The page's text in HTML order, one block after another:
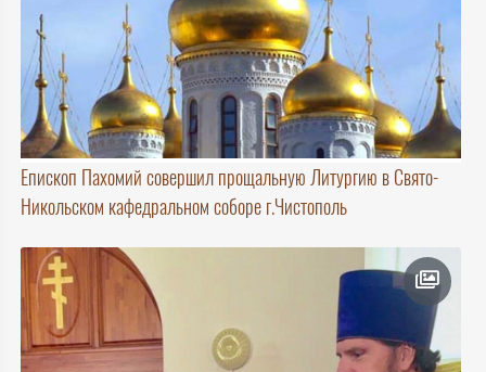
Епископ Пахомий совершил прощальную Литургию в Свято-
Никольском кафедральном соборе г.Чистополь